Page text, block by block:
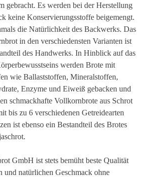
gebracht. Es werden bei der Herstellung
keine Konservierungsstoffe beigemengt.
die Natürlichkeit des Backwerks. Das
in den verschiedensten Varianten ist
des Handwerks. In Hinblick auf das
werden Brote mit
wie Ballaststoffen, Mineralstoffen,
Enzyme und Eiweiß gebacken und
schmackhafte Vollkornbrote aus Schrot
bis zu 6 verschiedenen Getreidearten
ist ebenso ein Bestandteil des Brotes
GmbH ist stets bemüht beste Qualität
und natürlichen Geschmack ohne